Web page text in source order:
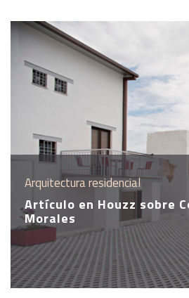
Arquitectura residencial
Artículo en Houzz sobre
Morales